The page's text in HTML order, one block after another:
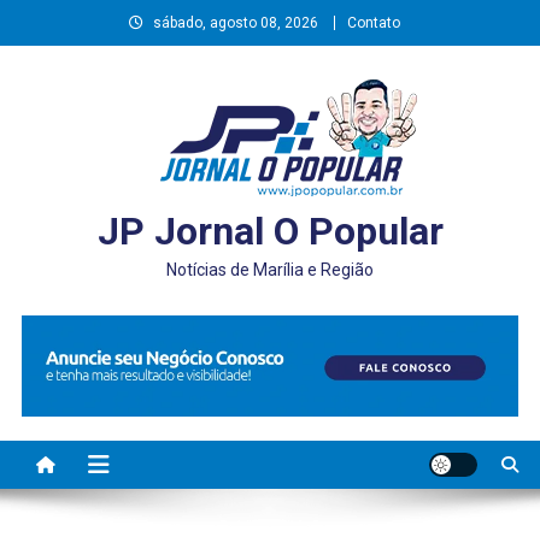
to
sábado, agosto 08, 2026 Contato
JP Jornal O Popular
Notícias de Marília e Região